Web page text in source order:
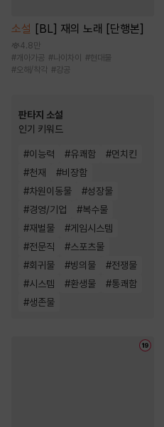
소설 [BL] 재의 노래 [단행본]
4.8만
# 개아가공 #나이차이 #현대물
#오해/착각 #강공
판타지 소설
인기 키워드
#이능력 #유쾌함 #먼치킨
#천재 #비장함
#차원이동물 #성장물
#경영/기업 #복수물
#재벌물 #게임시스템
#전문직 #스포츠물
#회귀물 #빙의물 #전쟁물
#시스템 #환생물 #통쾌함
#생존물